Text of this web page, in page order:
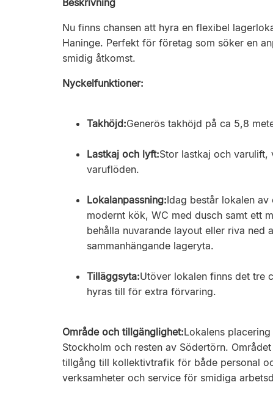
Beskrivning
Nu finns chansen att hyra en flexibel
Haninge. Perfekt för företag som söker en
smidig åtkomst.
Nyckelfunktioner:
Takhöjd:Generös takhöjd på ca 5,8
Lastkaj och lyft:Stor lastkaj och varulift,
varuflöden.
Lokalanpassning:Idag består lokalen
modernt kök, WC med dusch samt ett
behålla nuvarande layout eller riva
sammanhängande lageryta.
Tilläggsyta:Utöver lokalen finns det tre
hyras till för extra förvaring.
Område och tillgänglighet:Lokalens
Stockholm och resten av Södertörn.
tillgång till kollektivtrafik för både personal
verksamheter och service för smidiga